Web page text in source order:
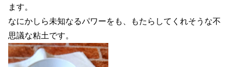
ます。
なにかしら未知なるパワーをも、もたらしてくれそうな不
思議な粘土です。